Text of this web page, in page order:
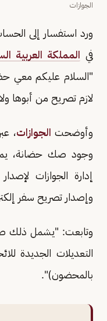
الجوازات
ورد استفسار إلى
في المملكة العربية
"السلام عليكم معي
لازم تصريح من أبوها
وأوضحت الجوازات،
وجود صك حضانة،
إدارة الجوازات
وإصدار تصريح سفر
وتابعت: "يشمل ذلك
التعديلات الجديدة
بالمحضون)".